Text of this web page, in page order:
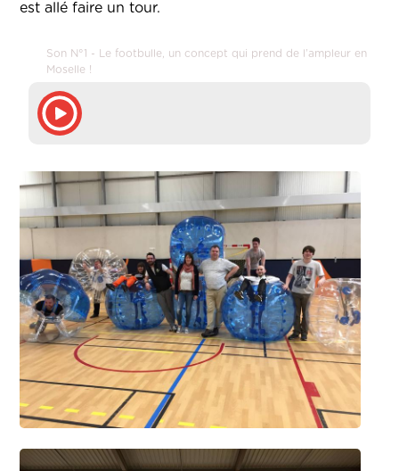
est allé faire un tour.
Son N°1 - Le footbulle, un concept qui prend de l’ampleur en
Moselle !